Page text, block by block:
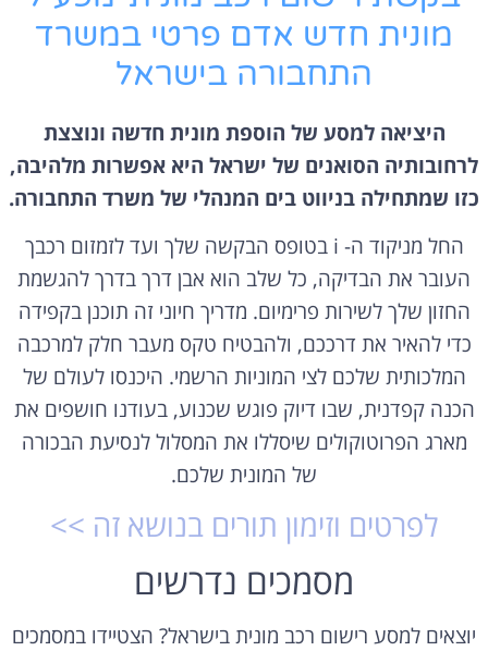
מונית חדש אדם פרטי במשרד
התחבורה בישראל
היציאה למסע של הוספת מונית חדשה ונוצצת
לרחובותיה הסואנים של ישראל היא אפשרות מלהיבה,
כזו שמתחילה בניווט בים המנהלי של משרד התחבורה.
החל מניקוד ה- i בטופס הבקשה שלך ועד לזמזום רכבך
העובר את הבדיקה, כל שלב הוא אבן דרך בדרך להגשמת
החזון שלך לשירות פרימיום. מדריך חיוני זה תוכנן בקפידה
כדי להאיר את דרככם, ולהבטיח טקס מעבר חלק למרכבה
המלכותית שלכם לצי המוניות הרשמי. היכנסו לעולם של
הכנה קפדנית, שבו דיוק פוגש שכנוע, בעודנו חושפים את
מארג הפרוטוקולים שיסללו את המסלול לנסיעת הבכורה
של המונית שלכם.
לפרטים וזימון תורים בנושא זה >>
מסמכים נדרשים
יוצאים למסע רישום רכב מונית בישראל? הצטיידו במסמכים